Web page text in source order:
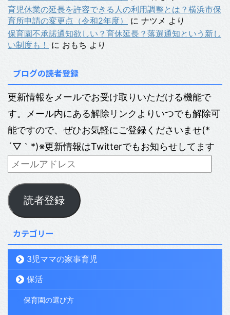
育児休業の延長を許容できる人の利用調整とは？横浜市保
育所申請の変更点（令和2年度）
に ナツメ より
保育園不承諾通知欲しい？育休延長？落選通知という新し
い制度も！
に おもち より
ブログの読者登録
更新情報をメールでお受け取りいただける機能で
す。メール内にある解除リンクよりいつでも解除可
能ですので、ぜひお気軽にご登録くださいませ(*
´▽｀*)※更新情報はTwitterでもお知らせしてます
読者登録
カテゴリー
3児ママの家事育児
保活
保育園の選び方